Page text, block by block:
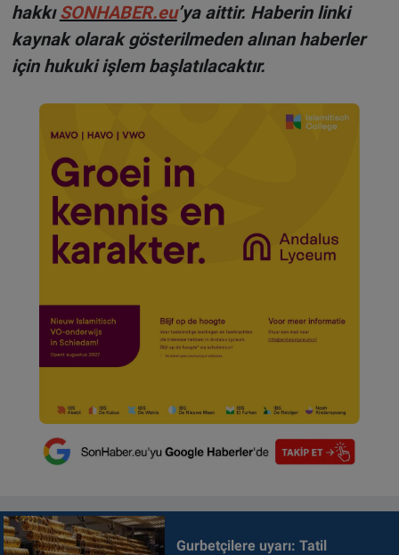
hakkıSONHABER.eu’ya aittir. Haberin linki
kaynak olarak gösterilmeden alınan haberler
için hukuki işlem başlatılacaktır.
Gurbetçilere uyarı: Tatil